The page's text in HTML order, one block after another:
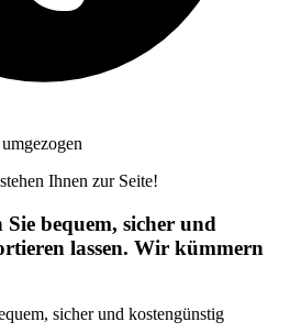
Ihnen zur Seite!
bequem, sicher und
lassen. Wir kümmern
sicher und kostengünstig